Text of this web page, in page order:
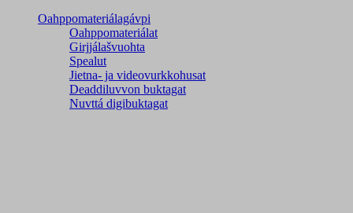
Oahppomateriálagávpi
Oahppomateriálat
Girjjálašvuohta
Spealut
Jietna- ja videovurkkohusat
Deaddiluvvon buktagat
Nuvttá digibuktagat